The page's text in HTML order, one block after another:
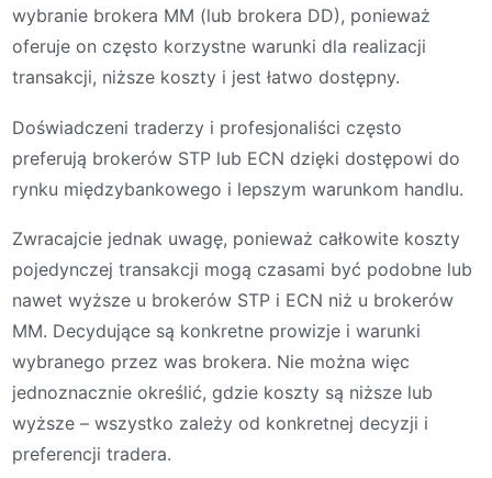
wybranie brokera MM (lub brokera DD), ponieważ
oferuje on często korzystne warunki dla realizacji
transakcji, niższe koszty i jest łatwo dostępny.
Doświadczeni traderzy i profesjonaliści często
preferują brokerów STP lub ECN dzięki dostępowi do
rynku międzybankowego i lepszym warunkom handlu.
Zwracajcie jednak uwagę, ponieważ całkowite koszty
pojedynczej transakcji mogą czasami być podobne lub
nawet wyższe u brokerów STP i ECN niż u brokerów
MM. Decydujące są konkretne prowizje i warunki
wybranego przez was brokera. Nie można więc
jednoznacznie określić, gdzie koszty są niższe lub
wyższe – wszystko zależy od konkretnej decyzji i
preferencji tradera.